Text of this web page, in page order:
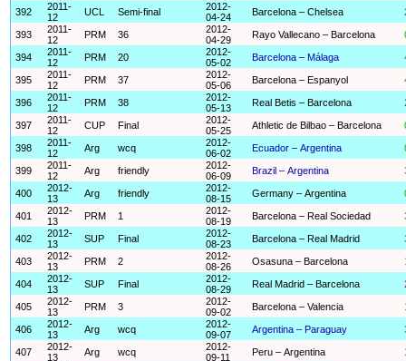
392
2011-
12
UCL Semi-final
2012-
04-24
Barcelona – Chelsea
393
2011-
12
PRM 36
2012-
04-29
Rayo Vallecano – Barcelona
394
2011-
12
PRM 20
2012-
05-02
Barcelona – Málaga
395
2011-
12
PRM 37
2012-
05-06
Barcelona – Espanyol
396
2011-
12
PRM 38
2012-
05-13
Real Betis – Barcelona
397
2011-
12
CUP Final
2012-
05-25
Athletic de Bilbao – Barcelona
398
2011-
12
Arg wcq
2012-
06-02
Ecuador – Argentina
399
2011-
12
Arg friendly
2012-
06-09
Brazil – Argentina
400
2012-
13
Arg friendly
2012-
08-15
Germany – Argentina
401
2012-
13
PRM 1
2012-
08-19
Barcelona – Real Sociedad
402
2012-
13
SUP Final
2012-
08-23
Barcelona – Real Madrid
403
2012-
13
PRM 2
2012-
08-26
Osasuna – Barcelona
404
2012-
13
SUP Final
2012-
08-29
Real Madrid – Barcelona
405
2012-
13
PRM 3
2012-
09-02
Barcelona – Valencia
406
2012-
13
Arg wcq
2012-
09-07
Argentina – Paraguay
407
2012-
13
Arg wcq
2012-
09-11
Peru – Argentina